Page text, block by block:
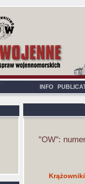
INFO
"OW":